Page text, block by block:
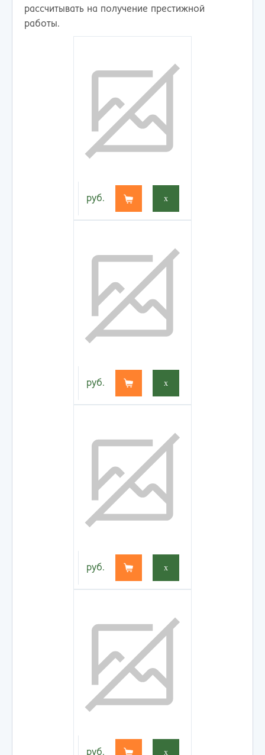
рассчитывать на получение престижной
работы.
руб. x
руб. x
руб. x
руб. x